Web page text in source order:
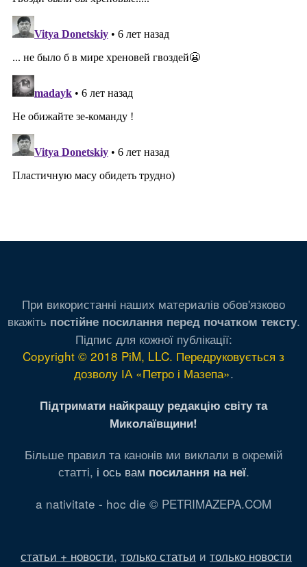
При використанні наших материалів обов'язково
вкажіть постійне посилання перед початком тексту.
Підпис для кожної публікації:
Copyright © 2018 PiM, LLC. Передруковується з
дозволу ІА «Петро і Мазепа».
Підтримати найкращу редакцію світу та
Миколаївщини!
Більше правил та канонів ми виклали в окремій
статті, і ось вам посилання на неї.
a nativitate - hoc die © PETRIMAZEPA.COM
статьи + новости, только статьи и только новости